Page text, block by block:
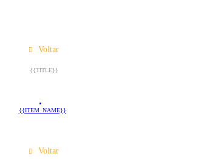
Voltar
{{TITLE}}
{{ITEM_NAME}}
Voltar